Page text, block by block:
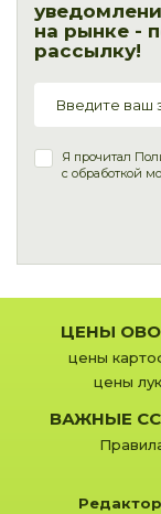
на рынке -
рассылку!
Я прочитал
с обработкой
ЦЕНЫ
цены
цены
ВАЖНЫЕ